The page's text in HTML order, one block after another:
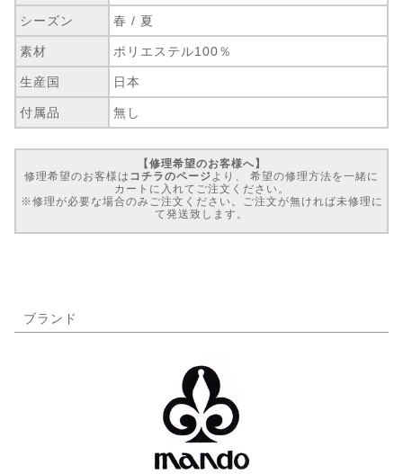
シーズン 春 / 夏
素材 ポリエステル100％
生産国 日本
付属品 無し
【修理希望のお客様へ】
修理希望のお客様は コチラのページより、 希望の修理方法を一緒に
カートに入れてご注文ください。
※修理が必要な場合のみご注文ください。ご注文が無ければ未修理に
て発送致します。
ブランド